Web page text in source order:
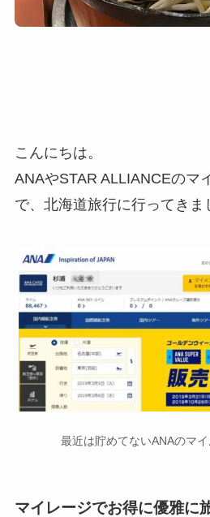
こんにちは。
ANAやSTAR ALLIANCEのマ
で、北海道旅行に行ってきま
最近は貯めてないANAのマ
マイレージでお得に優雅に